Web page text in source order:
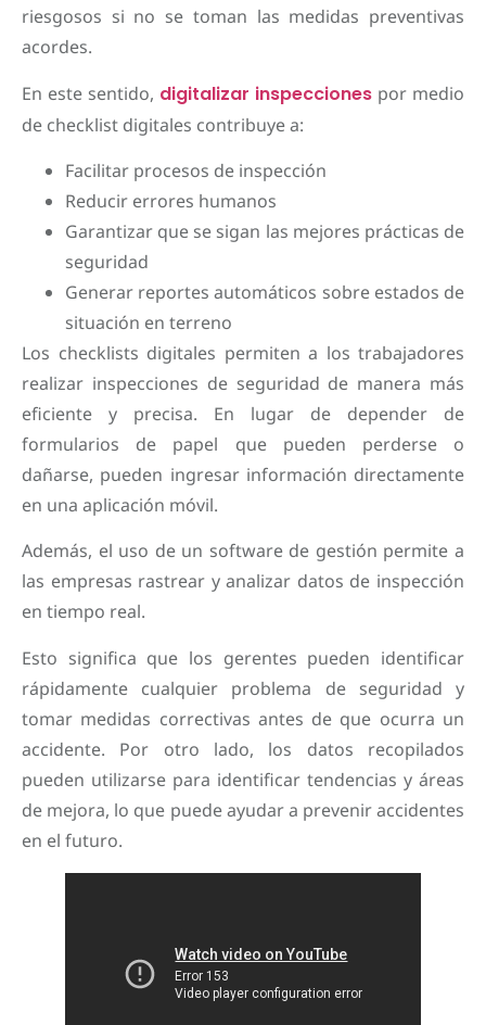
riesgosos si no se toman las medidas preventivas
acordes.
En este sentido, digitalizar inspecciones por medio
de checklist digitales contribuye a:
Facilitar procesos de inspección
Reducir errores humanos
Garantizar que se sigan las mejores prácticas de
seguridad
Generar reportes automáticos sobre estados de
situación en terreno
Los checklists digitales permiten a los trabajadores
realizar inspecciones de seguridad de manera más
eficiente y precisa. En lugar de depender de
formularios de papel que pueden perderse o
dañarse, pueden ingresar información directamente
en una aplicación móvil.
Además, el uso de un software de gestión permite a
las empresas rastrear y analizar datos de inspección
en tiempo real.
Esto significa que los gerentes pueden identificar
rápidamente cualquier problema de seguridad y
tomar medidas correctivas antes de que ocurra un
accidente. Por otro lado, los datos recopilados
pueden utilizarse para identificar tendencias y áreas
de mejora, lo que puede ayudar a prevenir accidentes
en el futuro.